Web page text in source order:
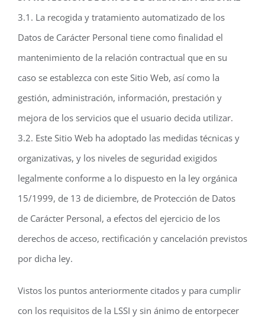
3.1. La recogida y tratamiento automatizado de los
Datos de Carácter Personal tiene como finalidad el
mantenimiento de la relación contractual que en su
caso se establezca con este Sitio Web, así como la
gestión, administración, información, prestación y
mejora de los servicios que el usuario decida utilizar.
3.2. Este Sitio Web ha adoptado las medidas técnicas y
organizativas, y los niveles de seguridad exigidos
legalmente conforme a lo dispuesto en la ley orgánica
15/1999, de 13 de diciembre, de Protección de Datos
de Carácter Personal, a efectos del ejercicio de los
derechos de acceso, rectificación y cancelación previstos
por dicha ley.
Vistos los puntos anteriormente citados y para cumplir
con los requisitos de la LSSI y sin ánimo de entorpecer